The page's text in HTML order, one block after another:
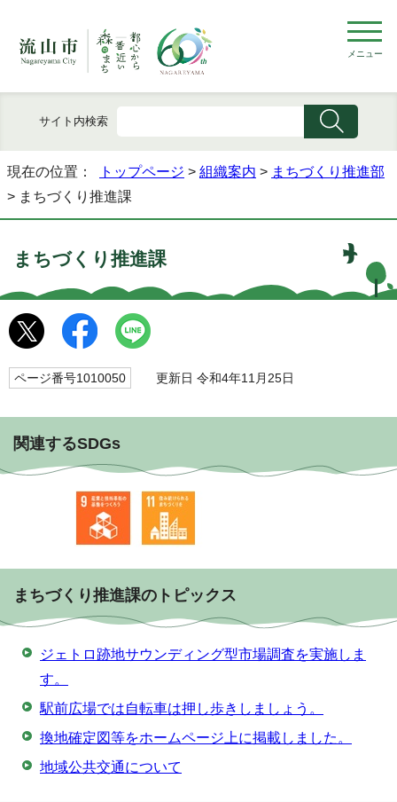
メニュー
サイト内検索
現在の位置： トップページ > 組織案内 > まちづくり推進部
> まちづくり推進課
まちづくり推進課
ページ番号1010050 更新日 令和4年11月25日
関連するSDGs
まちづくり推進課のトピックス
ジェトロ跡地サウンディング型市場調査を実施しま
す。
駅前広場では自転車は押し歩きしましょう。
換地確定図等をホームページ上に掲載しました。
地域公共交通について